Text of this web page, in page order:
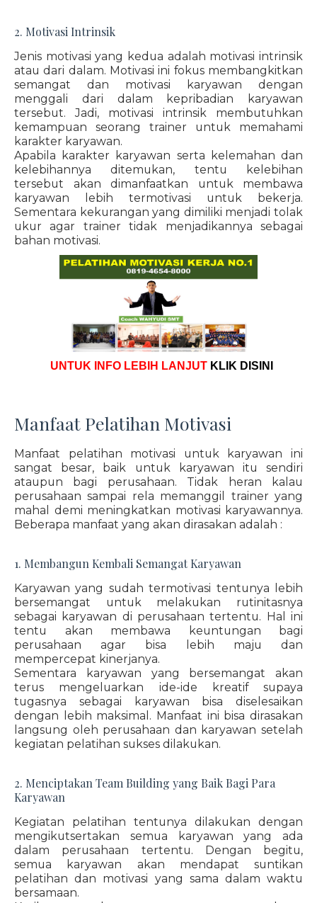
2. Motivasi Intrinsik
Jenis motivasi yang kedua adalah motivasi intrinsik
atau dari dalam. Motivasi ini fokus membangkitkan
semangat dan motivasi karyawan dengan
menggali dari dalam kepribadian karyawan
tersebut. Jadi, motivasi intrinsik membutuhkan
kemampuan seorang trainer untuk memahami
karakter karyawan.
Apabila karakter karyawan serta kelemahan dan
kelebihannya ditemukan, tentu kelebihan
tersebut akan dimanfaatkan untuk membawa
karyawan lebih termotivasi untuk bekerja.
Sementara kekurangan yang dimiliki menjadi tolak
ukur agar trainer tidak menjadikannya sebagai
bahan motivasi.
UNTUK INFO LEBIH LANJUT KLIK DISINI
Manfaat Pelatihan Motivasi
Manfaat pelatihan motivasi untuk karyawan ini
sangat besar, baik untuk karyawan itu sendiri
ataupun bagi perusahaan. Tidak heran kalau
perusahaan sampai rela memanggil trainer yang
mahal demi meningkatkan motivasi karyawannya.
Beberapa manfaat yang akan dirasakan adalah :
1. Membangun Kembali Semangat Karyawan
Karyawan yang sudah termotivasi tentunya lebih
bersemangat untuk melakukan rutinitasnya
sebagai karyawan di perusahaan tertentu. Hal ini
tentu akan membawa keuntungan bagi
perusahaan agar bisa lebih maju dan
mempercepat kinerjanya.
Sementara karyawan yang bersemangat akan
terus mengeluarkan ide-ide kreatif supaya
tugasnya sebagai karyawan bisa diselesaikan
dengan lebih maksimal. Manfaat ini bisa dirasakan
langsung oleh perusahaan dan karyawan setelah
kegiatan pelatihan sukses dilakukan.
2. Menciptakan Team Building yang Baik Bagi Para
Karyawan
Kegiatan pelatihan tentunya dilakukan dengan
mengikutsertakan semua karyawan yang ada
dalam perusahaan tertentu. Dengan begitu,
semua karyawan akan mendapat suntikan
pelatihan dan motivasi yang sama dalam waktu
bersamaan.